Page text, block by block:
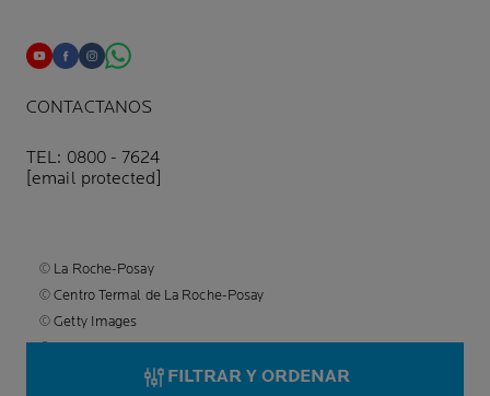
FILTRAR Y ORDENAR
CONTACTANOS
TEL: 0800 - 7624
[email protected]
© La Roche-Posay
© Centro Termal de La Roche-Posay
© Getty Images
© Thinkstock